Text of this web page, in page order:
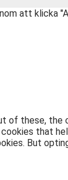
att klicka
these,
that
But